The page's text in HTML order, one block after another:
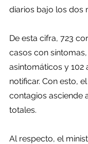
diarios bajo los dos
De esta cifra, 723
casos con
asintomáticos y 102
notificar. Con esto,
contagios asciende
totales.
Al respecto, el